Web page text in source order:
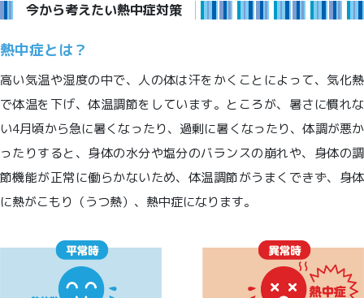
今から考えたい熱中症対策
熱中症とは？
高い気温や湿度の中で、人の体は汗をかくことによって、気化熱
で体温を下げ、体温調節をしています。ところが、暑さに慣れな
い4月頃から急に暑くなったり、過剰に暑くなったり、体調が悪か
ったりすると、身体の水分や塩分のバランスの崩れや、身体の調
節機能が正常に働らかないため、体温調節がうまくできず、身体
に熱がこもり（うつ熱）、熱中症になります。